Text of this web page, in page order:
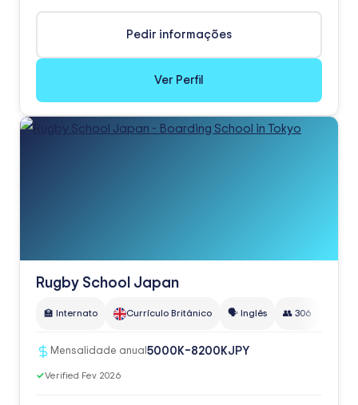
Pedir informações
Ver Perfil
Rugby School Japan
🏫 Internato Currículo Britânico 🗣️ Inglês 👥 306
Mensalidade anual 5000K–8200KJPY
✓Verified Fev 2026